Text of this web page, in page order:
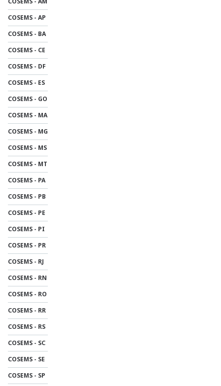
COSEMS - AP
COSEMS - BA
COSEMS - CE
COSEMS - DF
COSEMS - ES
COSEMS - GO
COSEMS - MA
COSEMS - MG
COSEMS - MS
COSEMS - MT
COSEMS - PA
COSEMS - PB
COSEMS - PE
COSEMS - PI
COSEMS - PR
COSEMS - RJ
COSEMS - RN
COSEMS - RO
COSEMS - RR
COSEMS - RS
COSEMS - SC
COSEMS - SE
COSEMS - SP